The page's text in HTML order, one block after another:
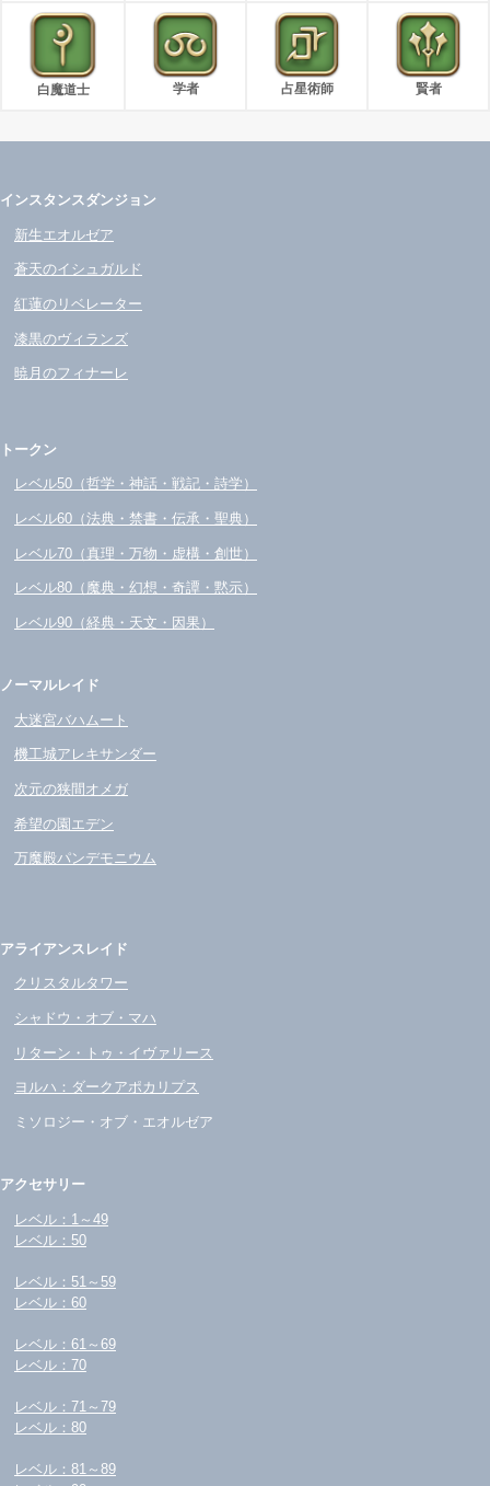
白魔道士 学者 占星術師 賢者
インスタンスダンジョン
新生エオルゼア
蒼天のイシュガルド
紅蓮のリベレーター
漆黒のヴィランズ
暁月のフィナーレ
トークン
レベル50（哲学・神話・戦記・詩学）
レベル60（法典・禁書・伝承・聖典）
レベル70（真理・万物・虚構・創世）
レベル80（魔典・幻想・奇譚・黙示）
レベル90（経典・天文・因果）
ノーマルレイド
大迷宮バハムート
機工城アレキサンダー
次元の狭間オメガ
希望の園エデン
万魔殿パンデモニウム
アライアンスレイド
クリスタルタワー
シャドウ・オブ・マハ
リターン・トゥ・イヴァリース
ヨルハ：ダークアポカリプス
ミソロジー・オブ・エオルゼア
アクセサリー
レベル：1～49
レベル：50
レベル：51～59
レベル：60
レベル：61～69
レベル：70
レベル：71～79
レベル：80
レベル：81～89